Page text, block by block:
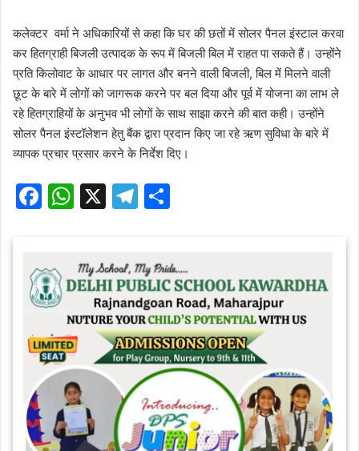
कलेक्टर वर्मा ने अधिकारियों से कहा कि घर की छतों में सोलर पैनल इंस्टाल करवा
कर हितग्राही बिजली उत्पादक के रूप में बिजली बिल में राहत पा सकते हैं। उन्होंने
प्रति किलोवाट के आधार पर लागत और बनने वाली बिजली, बिल में मिलने वाली
छूट के बारे में लोगों को जागरूक करने पर बल दिया और पूर्व में योजना का लाभ ले
रहे हितग्राहियों के अनुभव भी लोगों के साथ साझा करने की बात कही। उन्होंने
सोलर पैनल इंस्टॉलेशन हेतु बैंक द्वारा प्रदान किए जा रहे ऋण सुविधा के बारे में
व्यापक प्रचार प्रसार करने के निर्देश दिए।
F
e
b
o
k
W
s
A
p
p
X
T
gr
a
m
e